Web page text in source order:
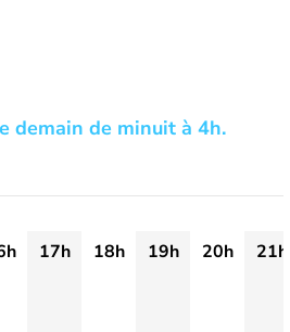
demain de minuit à 4h.
17h 18h 19h 20h
21h